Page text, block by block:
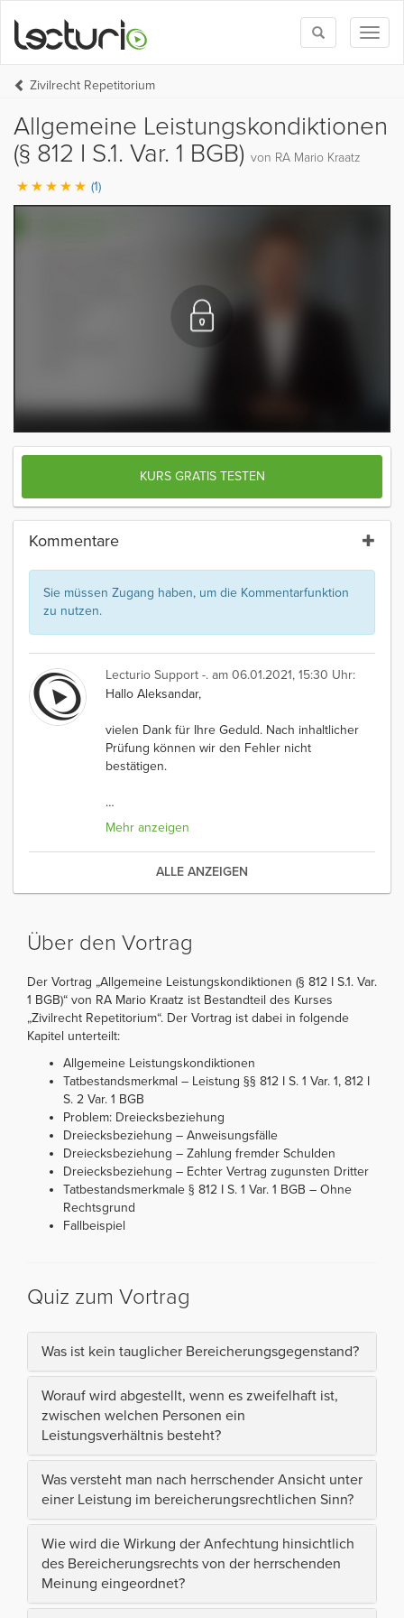
Toggle
search
Zivilrecht Repetitorium
Allgemeine Leistungskondiktionen
(§ 812 I S.1. Var. 1 BGB) von RA Mario Kraatz
(1)
KURS GRATIS TESTEN
Kommentare
Sie müssen Zugang haben, um die Kommentarfunktion
zu nutzen.
Lecturio Support -. am 06.01.2021, 15:30 Uhr:
Hallo Aleksandar,
vielen Dank für Ihre Geduld. Nach inhaltlicher
Prüfung können wir den Fehler nicht
bestätigen.
…
Mehr anzeigen
ALLE ANZEIGEN
Über den Vortrag
Der Vortrag „Allgemeine Leistungskondiktionen (§ 812 I S.1. Var.
1 BGB)“ von RA Mario Kraatz ist Bestandteil des Kurses
„Zivilrecht Repetitorium“. Der Vortrag ist dabei in folgende
Kapitel unterteilt:
Allgemeine Leistungskondiktionen
Tatbestandsmerkmal – Leistung §§ 812 I S. 1 Var. 1, 812 I
S. 2 Var. 1 BGB
Problem: Dreiecksbeziehung
Dreiecksbeziehung – Anweisungsfälle
Dreiecksbeziehung – Zahlung fremder Schulden
Dreiecksbeziehung – Echter Vertrag zugunsten Dritter
Tatbestandsmerkmale § 812 I S. 1 Var. 1 BGB – Ohne
Rechtsgrund
Fallbeispiel
Quiz zum Vortrag
Was ist kein tauglicher Bereicherungsgegenstand?
Worauf wird abgestellt, wenn es zweifelhaft ist,
zwischen welchen Personen ein
Leistungsverhältnis besteht?
Was versteht man nach herrschender Ansicht unter
einer Leistung im bereicherungsrechtlichen Sinn?
Wie wird die Wirkung der Anfechtung hinsichtlich
des Bereicherungsrechts von der herrschenden
Meinung eingeordnet?